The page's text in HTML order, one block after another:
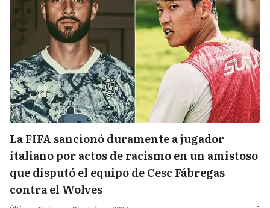
La FIFA sancionó duramente a jugador
italiano por actos de racismo en un amistoso
que disputó el equipo de Cesc Fábregas
contra el Wolves